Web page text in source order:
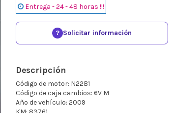
Entrega - 24 - 48 horas !!!
? Solicitar información
Descripción
Código de motor: N22B1
Código de caja cambios: 6V M
Año de vehículo: 2009